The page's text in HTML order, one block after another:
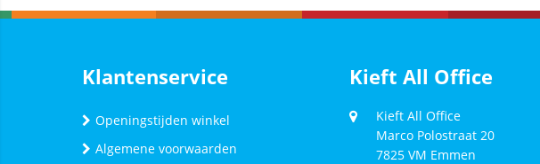
Klantenservice
Openingstijden winkel
Algemene voorwaarden
Kieft All Office
Kieft All Office
Marco Polostraat 20
7825 VM Emmen